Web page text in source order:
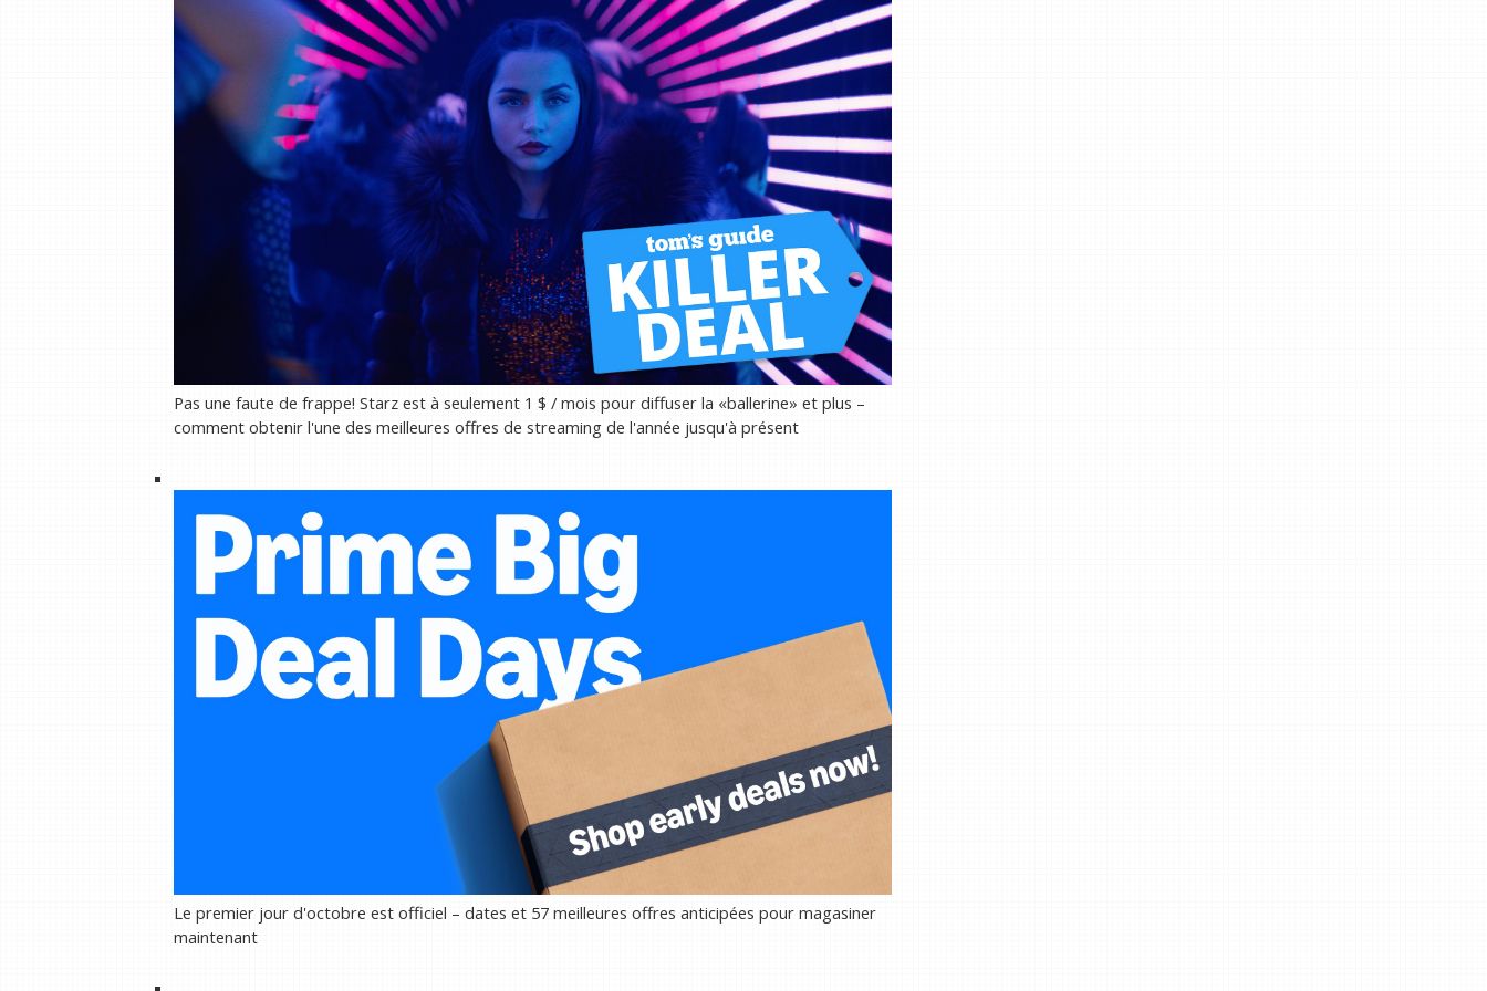
Pas une faute de frappe! Starz est à seulement 1 $ / mois pour diffuser la «ballerine» et plus –
comment obtenir l'une des meilleures offres de streaming de l'année jusqu'à présent
Le premier jour d'octobre est officiel – dates et 57 meilleures offres anticipées pour magasiner
maintenant